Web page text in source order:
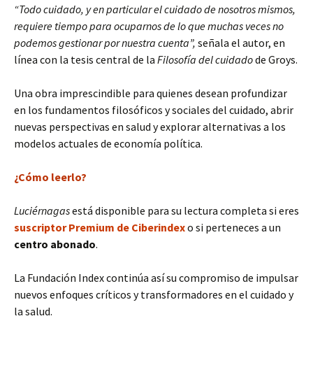
“Todo cuidado, y en particular el cuidado de nosotros mismos,
requiere tiempo para ocuparnos de lo que muchas veces no
podemos gestionar por nuestra cuenta”, señala el autor, en
línea con la tesis central de la Filosofía del cuidadode Groys.
Una obra imprescindible para quienes desean profundizar
en los fundamentos filosóficos y sociales del cuidado, abrir
nuevas perspectivas en salud y explorar alternativas a los
modelos actuales de economía política.
¿Cómo leerlo?
Luciérnagasestá disponible para su lectura completa si eres
suscriptor Premium de Ciberindexo si perteneces a un
centro abonado.
La Fundación Index continúa así su compromiso de impulsar
nuevos enfoques críticos y transformadores en el cuidado y
la salud.